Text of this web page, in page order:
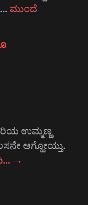
ಮುಂದೆ
ಉಮ್ಮಣ್ಣ
ಆಗ್ಹೋಯ್ತು.
→